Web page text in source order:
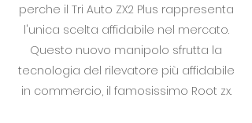
perche il Tri Auto ZX2 Plus rappresenta
l'unica scelta affidabile nel mercato.
Questo nuovo manipolo sfrutta la
tecnologia del rilevatore più affidabile
in commercio, il famosissimo Root zx.